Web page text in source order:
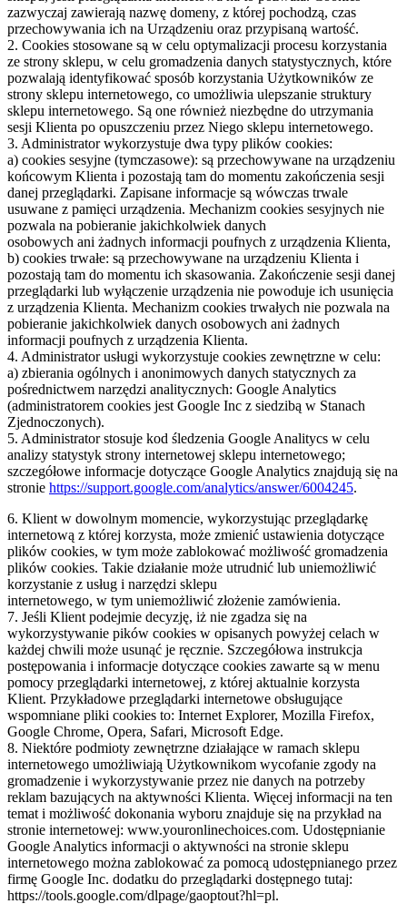
zazwyczaj zawierają nazwę domeny, z której pochodzą, czas
przechowywania ich na Urządzeniu oraz przypisaną wartość.
2. Cookies stosowane są w celu optymalizacji procesu korzystania
ze strony sklepu, w celu gromadzenia danych statystycznych, które
pozwalają identyfikować sposób korzystania Użytkowników ze
strony sklepu internetowego, co umożliwia ulepszanie struktury
sklepu internetowego. Są one również niezbędne do utrzymania
sesji Klienta po opuszczeniu przez Niego sklepu internetowego.
3. Administrator wykorzystuje dwa typy plików cookies:
a) cookies sesyjne (tymczasowe): są przechowywane na urządzeniu
końcowym Klienta i pozostają tam do momentu zakończenia sesji
danej przeglądarki. Zapisane informacje są wówczas trwale
usuwane z pamięci urządzenia. Mechanizm cookies sesyjnych nie
pozwala na pobieranie jakichkolwiek danych
osobowych ani żadnych informacji poufnych z urządzenia Klienta,
b) cookies trwałe: są przechowywane na urządzeniu Klienta i
pozostają tam do momentu ich skasowania. Zakończenie sesji danej
przeglądarki lub wyłączenie urządzenia nie powoduje ich usunięcia
z urządzenia Klienta. Mechanizm cookies trwałych nie pozwala na
pobieranie jakichkolwiek danych osobowych ani żadnych
informacji poufnych z urządzenia Klienta.
4. Administrator usługi wykorzystuje cookies zewnętrzne w celu:
a) zbierania ogólnych i anonimowych danych statycznych za
pośrednictwem narzędzi analitycznych: Google Analytics
(administratorem cookies jest Google Inc z siedzibą w Stanach
Zjednoczonych).
5. Administrator stosuje kod śledzenia Google Analitycs w celu
analizy statystyk strony internetowej sklepu internetowego;
szczegółowe informacje dotyczące Google Analytics znajdują się na
stronie https://support.google.com/analytics/answer/6004245.
6. Klient w dowolnym momencie, wykorzystując przeglądarkę
internetową z której korzysta, może zmienić ustawienia dotyczące
plików cookies, w tym może zablokować możliwość gromadzenia
plików cookies. Takie działanie może utrudnić lub uniemożliwić
korzystanie z usług i narzędzi sklepu
internetowego, w tym uniemożliwić złożenie zamówienia.
7. Jeśli Klient podejmie decyzję, iż nie zgadza się na
wykorzystywanie pików cookies w opisanych powyżej celach w
każdej chwili może usunąć je ręcznie. Szczegółowa instrukcja
postępowania i informacje dotyczące cookies zawarte są w menu
pomocy przeglądarki internetowej, z której aktualnie korzysta
Klient. Przykładowe przeglądarki internetowe obsługujące
wspomniane pliki cookies to: Internet Explorer, Mozilla Firefox,
Google Chrome, Opera, Safari, Microsoft Edge.
8. Niektóre podmioty zewnętrzne działające w ramach sklepu
internetowego umożliwiają Użytkownikom wycofanie zgody na
gromadzenie i wykorzystywanie przez nie danych na potrzeby
reklam bazujących na aktywności Klienta. Więcej informacji na ten
temat i możliwość dokonania wyboru znajduje się na przykład na
stronie internetowej: www.youronlinechoices.com. Udostępnianie
Google Analytics informacji o aktywności na stronie sklepu
internetowego można zablokować za pomocą udostępnianego przez
firmę Google Inc. dodatku do przeglądarki dostępnego tutaj:
https://tools.google.com/dlpage/gaoptout?hl=pl.